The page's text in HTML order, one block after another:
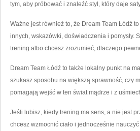
tym, aby próbować i znaleźć styl, który daje
Ważne jest również to, że Dream Team Łódź
innych, wskazówki, doświadczenia i pomysły.
trening albo chcesz zrozumieć, dlaczego
Dream Team Łódź to także lokalny punkt na
szukasz sposobu na większą sprawność, czy
pomagają wejść w ten świat mądrze i z
Jeśli lubisz, kiedy trening ma sens, a nie jest
chcesz wzmocnić ciało i jednocześnie